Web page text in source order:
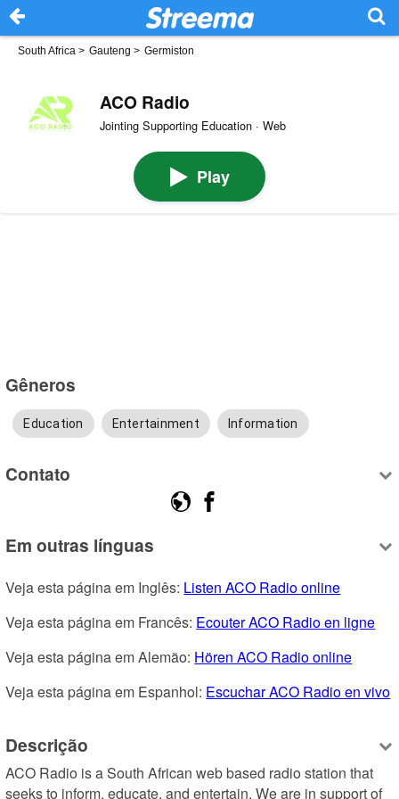
South Africa > Gauteng > Germiston
ACO Radio
Jointing Supporting Education · Web
Play
Gêneros
Education Entertainment Information
Contato
Em outras línguas
Veja esta página em Inglês: Listen ACO Radio online
Veja esta página em Francês: Ecouter ACO Radio en ligne
Veja esta página em Alemão: Hören ACO Radio online
Veja esta página em Espanhol: Escuchar ACO Radio en vivo
Descrição
ACO Radio is a South African web based radio station that
seeks to inform, educate, and entertain. We are in support of